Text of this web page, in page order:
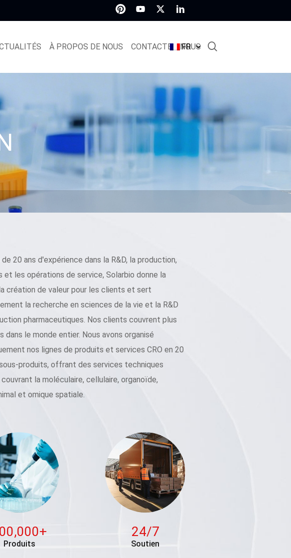
À PROPOS DE NOUS CONTACTEZ-NOUS
FR
20 ans d'expérience dans la R&D, la production,
et les opérations de service, Solarbio donne la
création de valeur pour les clients et sert
la recherche en sciences de la vie et la R&D
pharmaceutiques. Nos clients couvrent plus
dans le monde entier. Nous avons organisé
nos lignes de produits et services CRO en 20
produits, offrant des services techniques
la moléculaire, cellulaire, organoïde,
et omique spatiale.
Produits
24/7
Soutien